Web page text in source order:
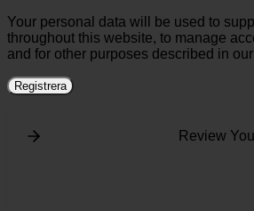
Your personal data will be used to
throughout this website, to manage
and for other purposes described in our
Registrera
Review